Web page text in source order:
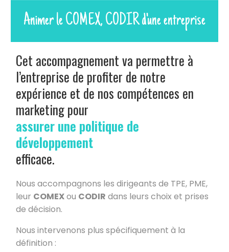
Animer le COMEX, CODIR d'une entreprise
Cet accompagnement va permettre à
l’entreprise de profiter de notre
expérience et de nos compétences en
marketing pour
assurer une politique de
développement
efficace.
Nous accompagnons les dirigeants de TPE, PME,
leur COMEXou CODIR dans leurs choix et prises
de décision.
Nous intervenons plus spécifiquement à la
définition :